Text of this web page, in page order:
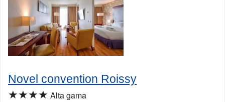
Novel convention Roissy
★★★★ Alta gama